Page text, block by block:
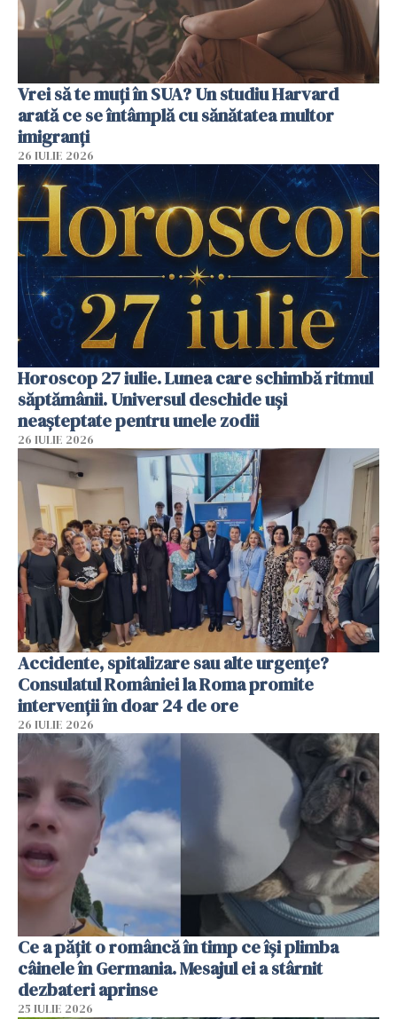
Vrei să te muți în SUA? Un studiu Harvard
arată ce se întâmplă cu sănătatea multor
imigranți
26 IULIE 2026
Horoscop 27 iulie. Lunea care schimbă ritmul
săptămânii. Universul deschide uși
neașteptate pentru unele zodii
26 IULIE 2026
Accidente, spitalizare sau alte urgențe?
Consulatul României la Roma promite
intervenții în doar 24 de ore
26 IULIE 2026
Ce a pățit o româncă în timp ce își plimba
câinele în Germania. Mesajul ei a stârnit
dezbateri aprinse
25 IULIE 2026